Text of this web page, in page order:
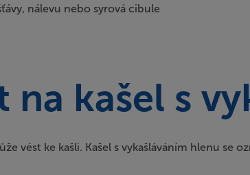
nálevu nebo syrová cibule
na kašel s
vést ke kašli. Kašel s vykašláváním hlenu se